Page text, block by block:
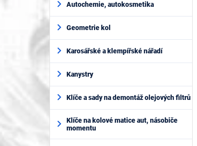
Autochemie, autokosmetika
Geometrie kol
Karosářské a klempířské nářadí
Kanystry
Klíče a sady na demontáž olejových filtrů
Klíče na kolové matice aut, násobiče
momentu